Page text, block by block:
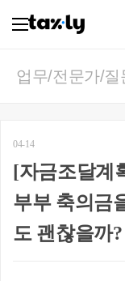
04-14
[자금조달계
부부 축의금
도 괜찮을까?